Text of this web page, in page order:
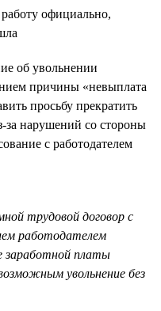
официально,
об увольнении
причины «невыплата
просьбу прекратить
за нарушений со стороны
с работодателем
трудовой договор с
работодателем
заработной платы
увольнение без